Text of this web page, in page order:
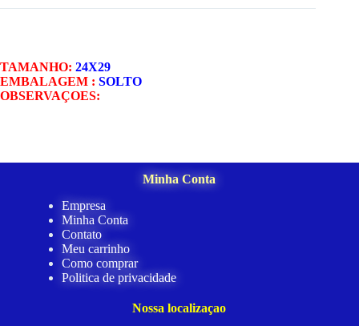
TAMANHO: 24X29
EMBALAGEM : SOLTO
OBSERVAÇOES:
Minha Conta
Empresa
Minha Conta
Contato
Meu carrinho
Como comprar
Politica de privacidade
Nossa localizaçao